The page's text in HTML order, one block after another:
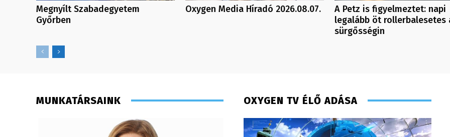
Megnyílt Szabadegyetem
Győrben
Oxygen Media Híradó 2026.08.07.
A Petz is figyelmeztet: napi
legalább öt rollerbalesetes
sürgősségin
MUNKATÁRSAINK OXYGEN TV ÉLŐ ADÁSA